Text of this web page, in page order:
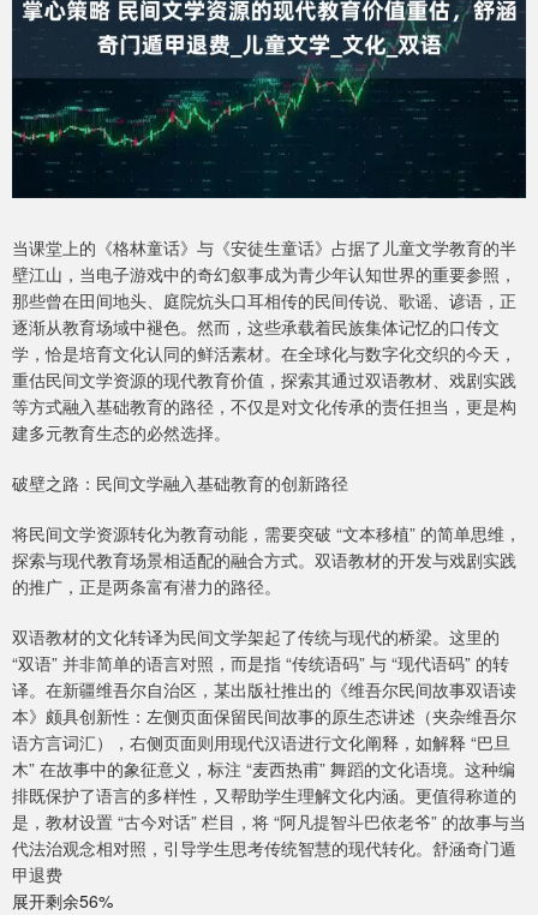
当课堂上的《格林童话》与《安徒生童话》占据了儿童文学教育的半
壁江山，当电子游戏中的奇幻叙事成为青少年认知世界的重要参照，
那些曾在田间地头、庭院炕头口耳相传的民间传说、歌谣、谚语，正
逐渐从教育场域中褪色。然而，这些承载着民族集体记忆的口传文
学，恰是培育文化认同的鲜活素材。在全球化与数字化交织的今天，
重估民间文学资源的现代教育价值，探索其通过双语教材、戏剧实践
等方式融入基础教育的路径，不仅是对文化传承的责任担当，更是构
建多元教育生态的必然选择。
破壁之路：民间文学融入基础教育的创新路径
将民间文学资源转化为教育动能，需要突破 “文本移植” 的简单思维，
探索与现代教育场景相适配的融合方式。双语教材的开发与戏剧实践
的推广，正是两条富有潜力的路径。
双语教材的文化转译为民间文学架起了传统与现代的桥梁。这里的
“双语” 并非简单的语言对照，而是指 “传统语码” 与 “现代语码” 的转
译。在新疆维吾尔自治区，某出版社推出的《维吾尔民间故事双语读
本》颇具创新性：左侧页面保留民间故事的原生态讲述（夹杂维吾尔
语方言词汇），右侧页面则用现代汉语进行文化阐释，如解释 “巴旦
木” 在故事中的象征意义，标注 “麦西热甫” 舞蹈的文化语境。这种编
排既保护了语言的多样性，又帮助学生理解文化内涵。更值得称道的
是，教材设置 “古今对话” 栏目，将 “阿凡提智斗巴依老爷” 的故事与当
代法治观念相对照，引导学生思考传统智慧的现代转化。舒涵奇门遁
甲退费
展开剩余56%